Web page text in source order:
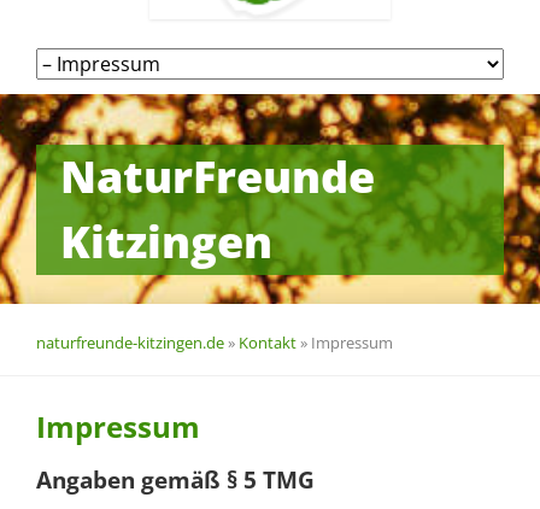
Navigation
überspringen
NaturFreunde
Kitzingen
naturfreunde-kitzingen.de» Kontakt» Impressum
Impressum
Angaben gemäß § 5 TMG